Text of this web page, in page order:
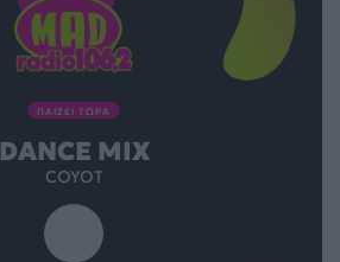
ΠΑΙΖΕΙ ΤΩΡΑ
DANCE MIX
COYOT